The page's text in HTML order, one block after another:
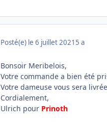
Posté(e) le 6 juillet 2021 5 a
Bonsoir Meribelois,
Votre commande a bien été
Votre dameuse vous sera
Cordialement,
Ulrich pour Prinoth